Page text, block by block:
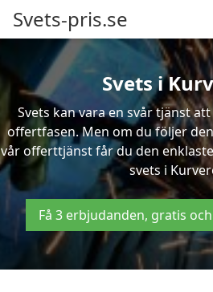
Svets-pris.se
Svets i
Svets kan vara en svår tjänst
offertfasen. Men om du följer
vår offerttjänst får du den
svets i
Få 3 erbjudanden, gratis